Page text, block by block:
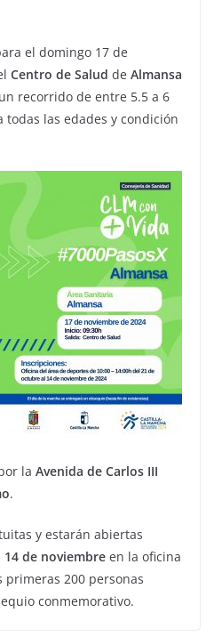
el domingo 17 de
Centro de Salud de Almansa
recorrido de entre 5.5 a 6
todas las edades y condición
la Avenida de Carlos III
.
y estarán abiertas
14 de noviembre en la oficina
primeras 200 personas
conmemorativo.